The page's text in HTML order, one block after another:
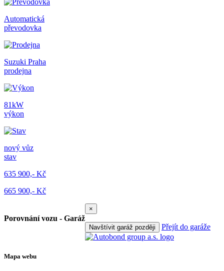
Automatická
převodovka
Suzuki Praha
prodejna
81kW
výkon
nový vůz
stav
635 900,- Kč
665 900,- Kč
Porovnání vozu - Garáž
×
Navštívit garáž později Přejít do garáže
Mapa webu